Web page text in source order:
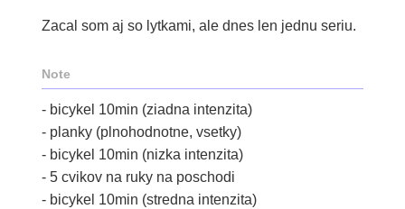
Zacal som aj so lytkami, ale dnes len jednu seriu.
Note
- bicykel 10min (ziadna intenzita)
- planky (plnohodnotne, vsetky)
- bicykel 10min (nizka intenzita)
- 5 cvikov na ruky na poschodi
- bicykel 10min (stredna intenzita)